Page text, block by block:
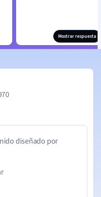
Mostrar respuesta
diseñado por